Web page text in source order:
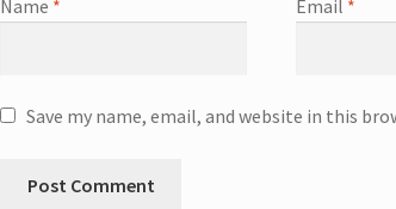
Name * Email *
Save my name, email, and website in this